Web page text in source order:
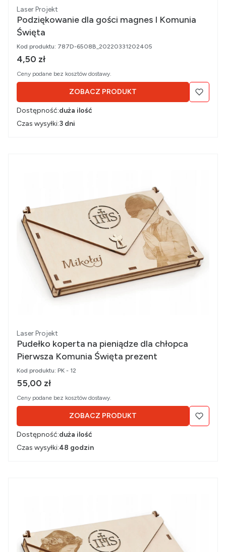
Producent
Laser Projekt
Podziękowanie dla gości magnes I Komunia
Święta
Kod produktu: 787D-6508B_20220331202405
Cena brutto
4,50 zł
Ceny podane bez kosztów dostawy.
ZOBACZ PRODUKT
Dostępność:duża ilość
Czas wysyłki:3 dni
Producent
Laser Projekt
Pudełko koperta na pieniądze dla chłopca
Pierwsza Komunia Święta prezent
Kod produktu: PK - 12
Cena brutto
55,00 zł
Ceny podane bez kosztów dostawy.
ZOBACZ PRODUKT
Dostępność:duża ilość
Czas wysyłki:48 godzin